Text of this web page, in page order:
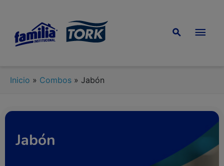
Inicio » Combos » Jabón
Jabón